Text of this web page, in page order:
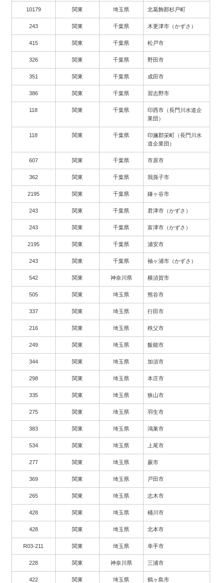
10179 関東 埼玉県 北葛飾郡杉戸町
243 関東 千葉県 木更津市（かずさ）
415 関東 千葉県 松戸市
326 関東 千葉県 野田市
351 関東 千葉県 成田市
386 関東 千葉県 習志野市
118 関東 千葉県
印西市（長門川水道企
業団）
118 関東 千葉県
印旛郡栄町（長門川水
道企業団）
607 関東 千葉県 市原市
362 関東 千葉県 我孫子市
2195 関東 千葉県 鎌ヶ谷市
243 関東 千葉県 君津市（かずさ）
243 関東 千葉県 富津市（かずさ）
2195 関東 千葉県 浦安市
243 関東 千葉県 袖ヶ浦市（かずさ）
542 関東 神奈川県 横須賀市
505 関東 埼玉県 熊谷市
337 関東 埼玉県 行田市
216 関東 埼玉県 秩父市
249 関東 埼玉県 飯能市
344 関東 埼玉県 加須市
298 関東 埼玉県 本庄市
335 関東 埼玉県 狭山市
275 関東 埼玉県 羽生市
383 関東 埼玉県 鴻巣市
534 関東 埼玉県 上尾市
277 関東 埼玉県 蕨市
369 関東 埼玉県 戸田市
265 関東 埼玉県 志木市
428 関東 埼玉県 桶川市
428 関東 埼玉県 北本市
R03-211 関東 埼玉県 幸手市
228 関東 神奈川県 三浦市
422 関東 埼玉県 鶴ヶ島市